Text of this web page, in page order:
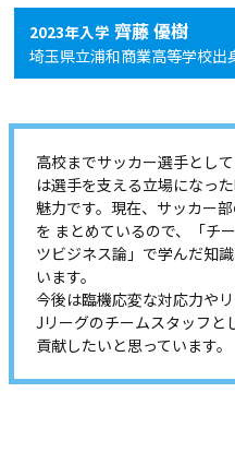
2023年入学 齊藤 優樹
埼玉県立浦和商業高等学校出
高校までサッカー選手とし
は選手を支える立場になっ
魅力です。現在、サッカー
を まとめているので、「チ
ツビジネス論」で学んだ知
います。
今後は臨機応変な対応力や
Jリーグのチームスタッフと
貢献したいと思っています。